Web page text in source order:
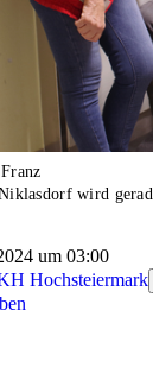
wird
um 03:00
Hochsteiermark